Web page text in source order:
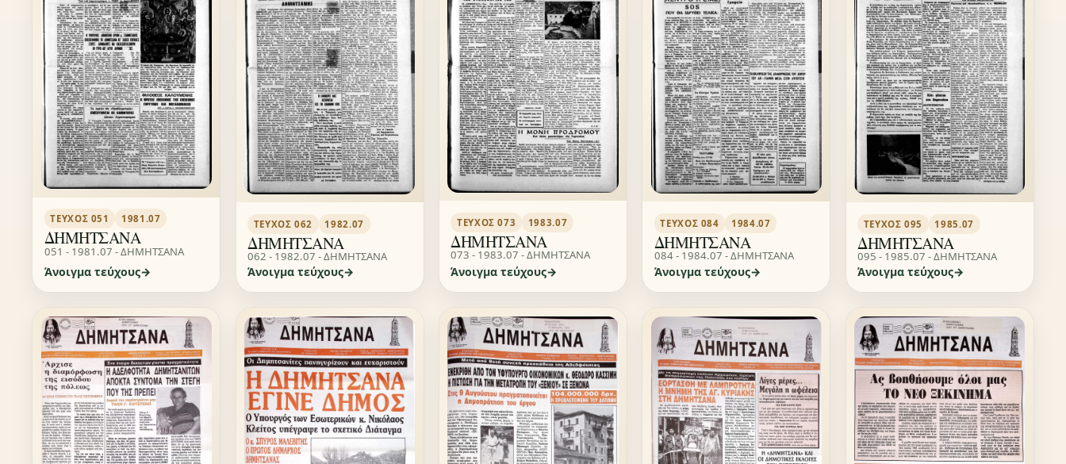
ΤΕΎΧΟΣ 051 1981.07
ΔΗΜΗΤΣΑΝΑ
051 - 1981.07 - ΔΗΜΗΤΣΑΝΑ
Άνοιγμα τεύχους
ΤΕΎΧΟΣ 062 1982.07
ΔΗΜΗΤΣΑΝΑ
062 - 1982.07 - ΔΗΜΗΤΣΑΝΑ
Άνοιγμα τεύχους
ΤΕΎΧΟΣ 073 1983.07
ΔΗΜΗΤΣΑΝΑ
073 - 1983.07 - ΔΗΜΗΤΣΑΝΑ
Άνοιγμα τεύχους
ΤΕΎΧΟΣ 084 1984.07
ΔΗΜΗΤΣΑΝΑ
084 - 1984.07 - ΔΗΜΗΤΣΑΝΑ
Άνοιγμα τεύχους
ΤΕΎΧΟΣ 095 1985.07
ΔΗΜΗΤΣΑΝΑ
095 - 1985.07 - ΔΗΜΗΤΣΑΝΑ
Άνοιγμα τεύχους